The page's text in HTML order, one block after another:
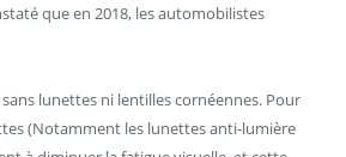
que en 2018, les automobilistes
lunettes ni lentilles cornéennes. Pour
(Notamment les lunettes anti-lumière